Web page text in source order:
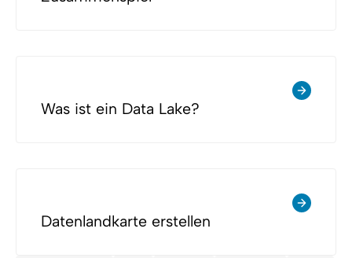
Was ist ein Data Lake?
Datenlandkarte erstellen